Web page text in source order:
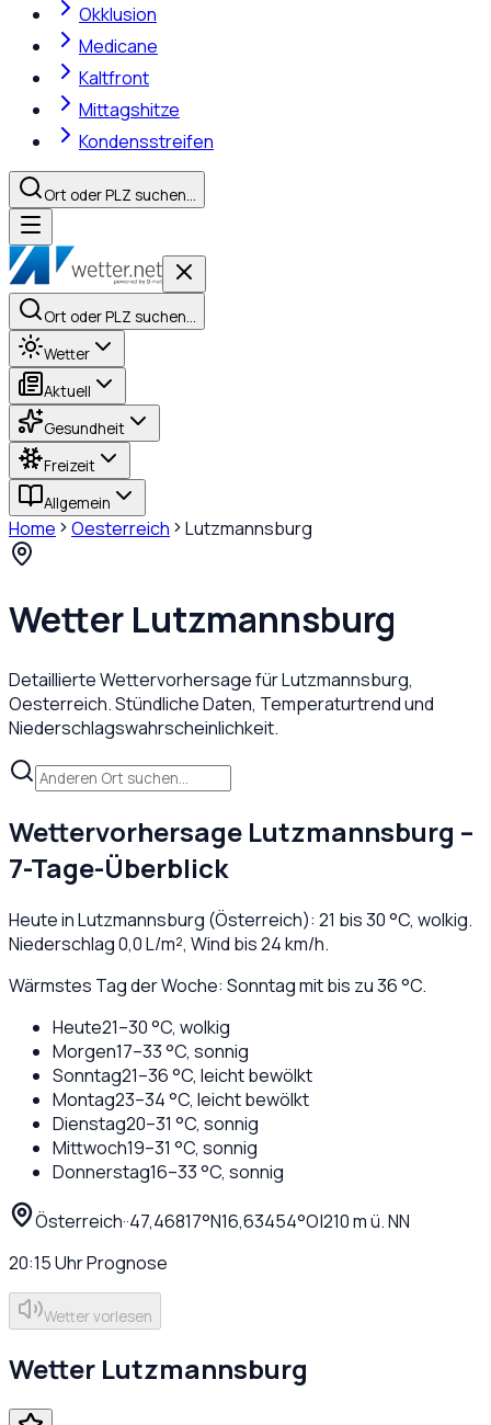
Okklusion
Medicane
Kaltfront
Mittagshitze
Kondensstreifen
Ort oder PLZ suchen…
Ort oder PLZ suchen…
Wetter
Aktuell
Gesundheit
Freizeit
Allgemein
Home Oesterreich Lutzmannsburg
Wetter Lutzmannsburg
Detaillierte Wettervorhersage fürLutzmannsburg,
Oesterreich. Stündliche Daten, Temperaturtrend und
Niederschlagswahrscheinlichkeit.
Wettervorhersage Lutzmannsburg –
7-Tage-Überblick
Heute inLutzmannsburg (Österreich): 21 bis30°C, wolkig.
Niederschlag0,0L/m², Wind bis24km/h.
Wärmstes Tag der Woche: Sonntag mit bis zu 36 °C.
Heute21–30°C, wolkig
Morgen17–33°C, sonnig
Sonntag21–36°C, leicht bewölkt
Montag23–34°C, leicht bewölkt
Dienstag20–31 °C, sonnig
Mittwoch19–31 °C, sonnig
Donnerstag16–33°C, sonnig
Österreich··47,46817°N16,63454°O|210m ü. NN
20:15UhrPrognose
Wetter vorlesen
Wetter Lutzmannsburg